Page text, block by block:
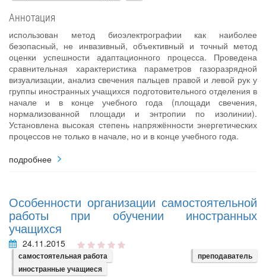
Аннотация
использован метод биоэлектрографии как наиболее
безопасный, не инвазивный, объективный и точный метод
оценки успешности адаптационного процесса. Проведена
сравнительная характеристика параметров газоразрядной
визуализации, анализ свечения пальцев правой и левой рук у
группы иностранных учащихся подготовительного отделения в
начале и в конце учебного года (площади свечения,
нормализованной площади и энтропии по изолинии).
Установлена высокая степень напряжённости энергетических
процессов не только в начале, но и в конце учебного года.
подробнее
Особенности организации самостоятельной
работы при обучении иностранных
учащихся
24.11.2015
самостоятельная работа
преподаватель
иностранные учащиеся